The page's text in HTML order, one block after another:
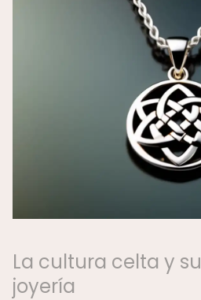
La cultura celta y
joyería